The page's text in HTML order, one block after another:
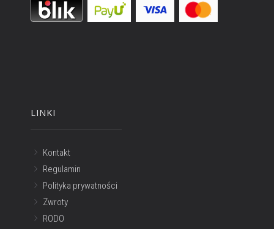
LINKI
Kontakt
Regulamin
Polityka prywatności
Zwroty
RODO